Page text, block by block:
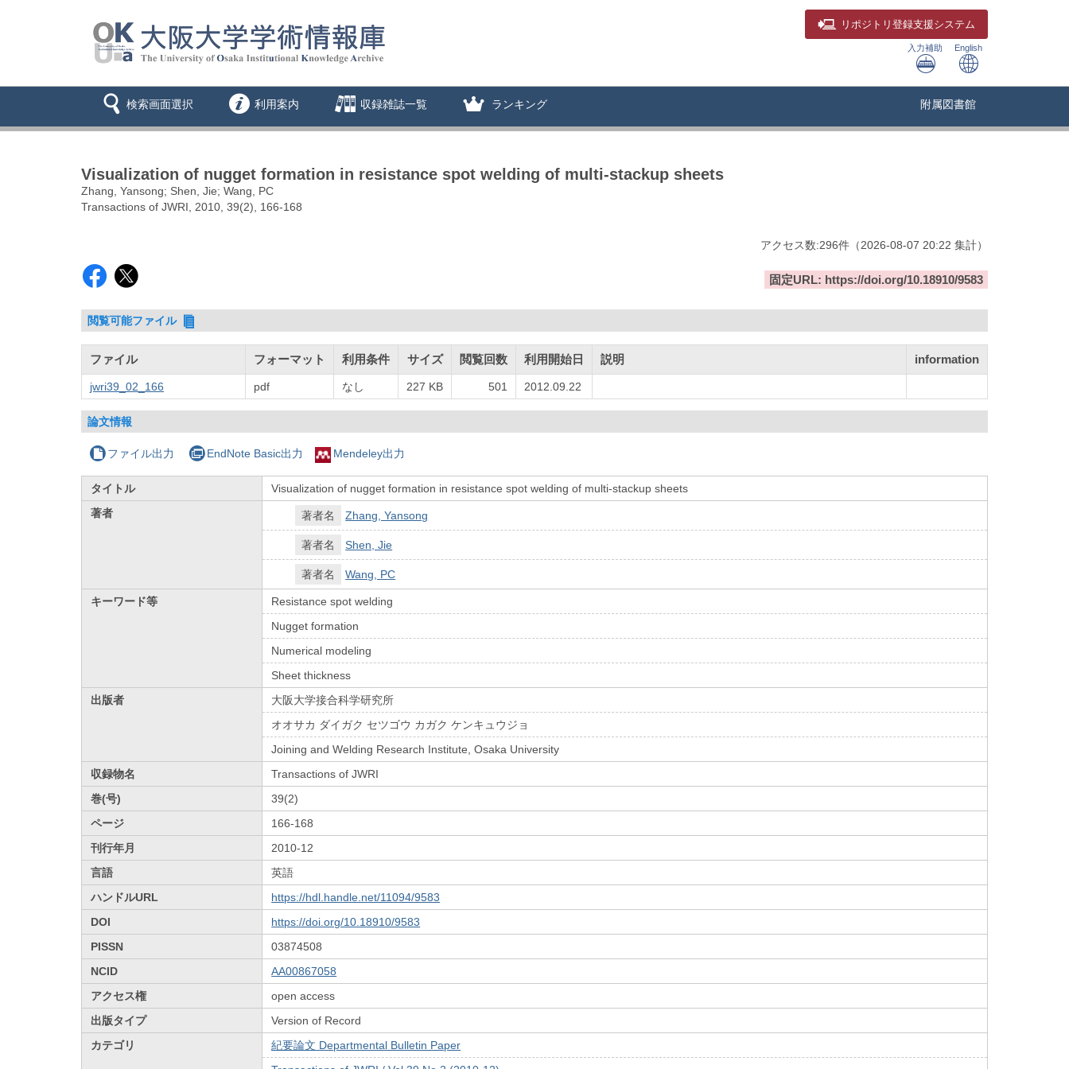
リポジトリ 登録支援システム
入力補助 English
検索画面選択 利用案内 収録雑誌一覧 ランキング 附属図書館
Visualization of nugget formation in resistance spot welding of multi-stackup sheets
Zhang, Yansong; Shen, Jie; Wang, PC
Transactions of JWRI, 2010, 39(2), 166-168
アクセス数:296件 （2026-08-07 20:22 集計）
固定URL: https://doi.org/10.18910/9583
閲覧可能ファイル
ファイル フォーマット 利用条件 サイズ 閲覧回数 利用開始日 説明 information
jwri39_02_166 pdf なし 227 KB 501 2012.09.22
論文情報
ファイル出力 EndNote Basic出力 Mendeley出力
タイトル
Visualization of nugget formation in resistance spot welding of multi-stackup sheets
著者
著者名 Zhang, Yansong
著者名 Shen, Jie
著者名 Wang, PC
キーワード等
Resistance spot welding
Nugget formation
Numerical modeling
Sheet thickness
出版者
大阪大学接合科学研究所
オオサカ ダイガク セツゴウ カガク ケンキュウジョ
Joining and Welding Research Institute, Osaka University
収録物名
Transactions of JWRI
巻(号)
39(2)
ページ
166-168
刊行年月
2010-12
言語
英語
ハンドルURL
https://hdl.handle.net/11094/9583
DOI
https://doi.org/10.18910/9583
PISSN
03874508
NCID
AA00867058
アクセス権
open access
出版タイプ
Version of Record
カテゴリ
紀要論文 Departmental Bulletin Paper